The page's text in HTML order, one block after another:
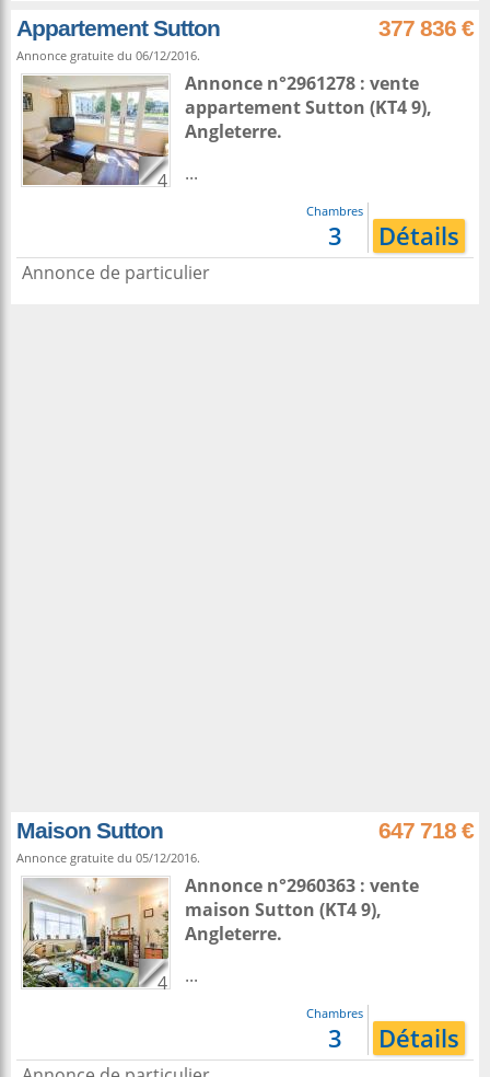
Appartement Sutton 377 836 €
Annonce gratuite du 06/12/2016.
4
Annonce n°2961278 : vente
appartementSutton (KT4 9),
Angleterre.
...
Chambres
3 Détails
Annonce de particulier
Maison Sutton 647 718 €
Annonce gratuite du 05/12/2016.
4
Annonce n°2960363 : vente
maison Sutton (KT4 9),
Angleterre.
...
Chambres
3 Détails